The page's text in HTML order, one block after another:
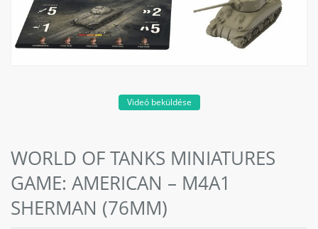
Videó beküldése
WORLD OF TANKS MINIATURES
GAME: AMERICAN – M4A1
SHERMAN (76MM)